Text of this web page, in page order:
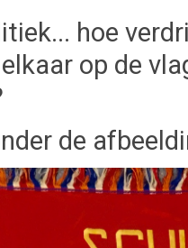
hoe
op de
de